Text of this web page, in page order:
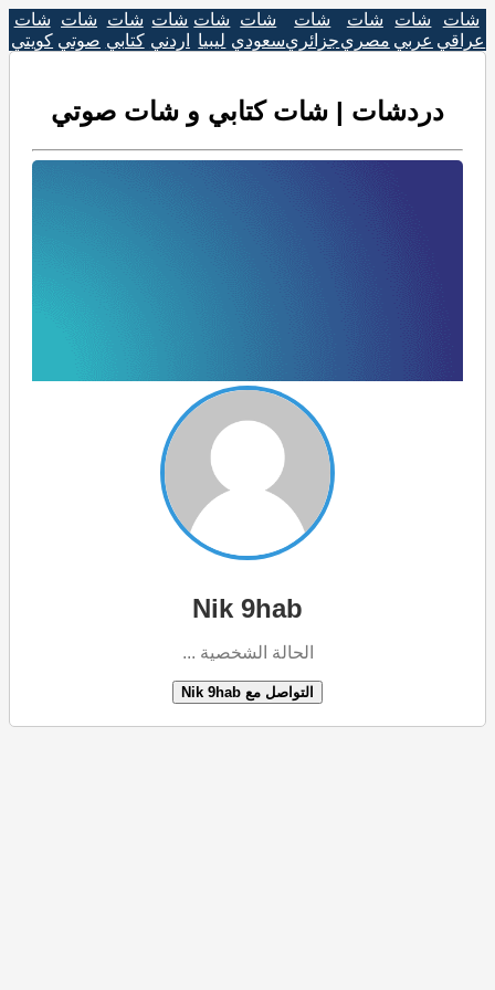
شات
عراقي
شات
عربي
شات
مصري
شات
جزائري
شات
سعودي
شات
ليبيا
شات
اردني
شات
كتابي
شات
صوتي
شات
كويتي
دردشات | شات كتابي و شات صوتي
Nik 9hab
الحالة الشخصية ...
التواصل مع Nik 9hab